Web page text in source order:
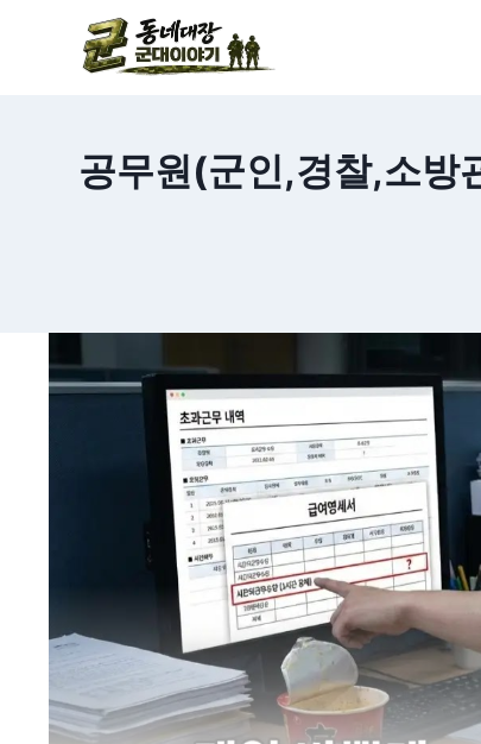
Skip to content
공무원(군인,경찰,소방